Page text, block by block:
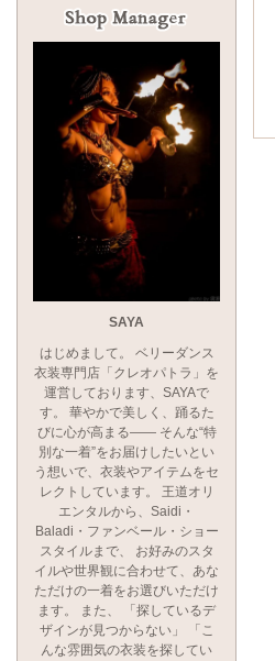
SAYA
はじめまして。 ベリーダンス
衣装専門店「クレオパトラ」を
運営しております、SAYAで
す。 華やかで美しく、踊るた
びに心が高まる―― そんな“特
別な一着”をお届けしたいとい
う想いで、衣装やアイテムをセ
レクトしています。 王道オリ
エンタルから、Saidi・
Baladi・ファンベール・ショー
スタイルまで、 お好みのスタ
イルや世界観に合わせて、あな
ただけの一着をお選びいただけ
ます。 また、 「探しているデ
ザインが見つからない」 「こ
んな雰囲気の衣装を探してい